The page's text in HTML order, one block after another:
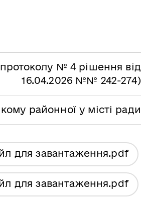
№ 4 рішення від
16.04.2026 №№ 242-274)
районної у місті ради
для завантаження.pdf
для завантаження.pdf